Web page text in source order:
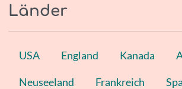
Länder
USA England Kanada
Neuseeland Frankreich